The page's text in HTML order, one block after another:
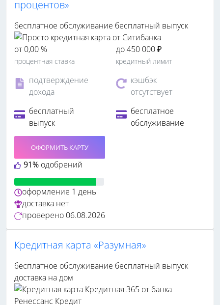
процентов»
бесплатное обслуживание бесплатный выпуск
от 0,00 %
процентная ставка
до 450 000 ₽
кредитный лимит
подтверждение
дохода
кэшбэк
отсутствует
бесплатный
выпуск
бесплатное
обслуживание
91% одобрений
ОФОРМИТЬ КАРТУ
оформление 1 день
доставка нет
проверено 06.08.2026
Кредитная карта «Разумная»
бесплатное обслуживание бесплатный выпуск
доставка на дом